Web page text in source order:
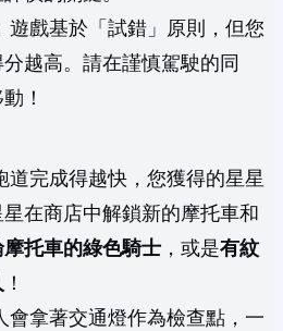
遊戲基於「試錯」原則，但您
越高。請在謹慎駕駛的同
！
道完成得越快，您獲得的星星
在商店中解鎖新的摩托車和
托車的綠色騎士 ，或是有紋
！
會拿著交通燈作為檢查點，一